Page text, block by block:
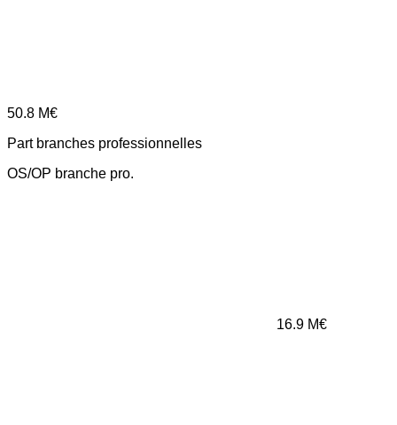
50.8 M€
Part branches professionnelles
OS/OP branche pro.
16.9 M€